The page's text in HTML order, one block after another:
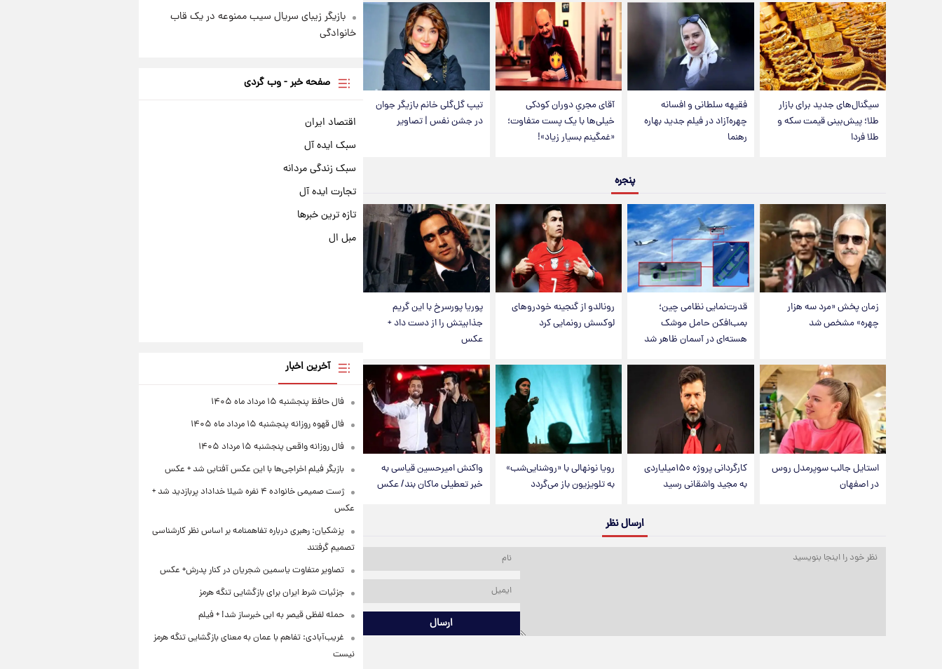
سیگنال‌های جدید برای بازار
طلا؛ پیش‌بینی قیمت سکه و
طلا فردا
فقیهه سلطانی و افسانه
چهره‌آزاد در فیلم جدید بهاره
رهنما
آقای مجریِ دوران کودکی
خیلی‌ها با یک پست متفاوت؛
«غمگینم بسیار زیاد»!
تیپ گل‌گلی خانم بازیگر جوان
در جشن نفس | تصاویر
پنجره
زمان پخش «مرد سه هزار
چهره» مشخص شد
قدرت‌نمایی نظامی چین؛
بمب‌افکن حامل موشک
هسته‌ای در آسمان ظاهر شد
رونالدو از گنجینه خودروهای
لوکسش رونمایی کرد
پوریا پورسرخ با این گریم
جذابیتش را از دست داد +
عکس
استایل جالب سوپرمدل روس
در اصفهان
کارگردانی پروژه ۱۵۰میلیاردی
به مجید واشقانی رسید
رویا نونهالی با «روشنایی‌شب»
به تلویزیون باز می‌گردد
واکنش امیرحسین قیاسی به
خبر تعطیلی ماکان بند/ عکس
ارسال نظر
ارسال
بازیگر زیبای سریال سیب ممنوعه در یک قاب
خانوادگی
صفحه خبر - وب گردی
اقتصاد ایران
سبک ایده آل
سبک زندگی مردانه
تجارت ایده آل
تازه ترین خبرها
مبل ال
آخرین اخبار
فال حافظ پنجشنبه ۱۵ مرداد ماه ۱۴۰۵
فال قهوه روزانه پنجشنبه ۱۵ مرداد ماه ۱۴۰۵
فال روزانه واقعی پنجشنبه ۱۵ مرداد ۱۴۰۵
بازیگر فیلم اخراجی‌ها با این عکس آفتابی شد + عکس
ژست صمیمی خانواده ۴ نفره شیلا خداداد پربازدید شد +
عکس
پزشکیان: رهبری درباره تفاهمنامه بر اساس نظر کارشناسی
تصمیم گرفتند
تصاویر متفاوت یاسمین شجریان در کنار پدرش+ عکس
جزئیات شرط ایران برای بازگشایی تنگه هرمز
حمله لفظی قیصر به ابی خبرساز شد! + فیلم
غریب‌آبادی: تفاهم با عمان به معنای بازگشایی تنگه هرمز
نیست